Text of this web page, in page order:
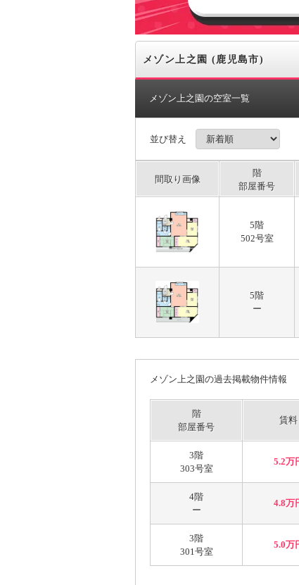
メゾン上之園 (鹿児島市)
メゾン上之園の空室一覧
並び替え
間取り画像
階
部屋番号
5階
502号室
5階
ー
メゾン上之園の過去掲載物件情報
階
部屋番号
賃料
3階
303号室
5.2万
4階
ー
4.8万
3階
301号室
5.0万